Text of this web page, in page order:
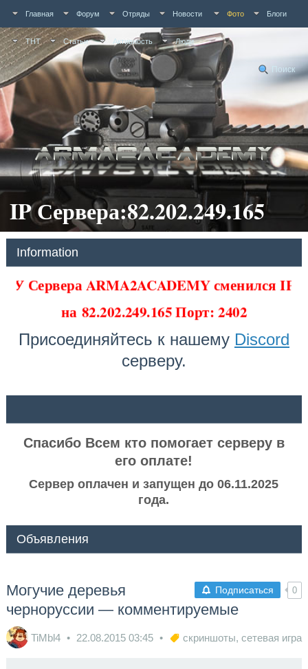
Главная Форум Отряды Новости Фото Блоги
ТНТ Статьи Активность Люди
Поиск
IP Сервера:82.202.249.165
Information
У Сервера ARMA2ACADEMY сменился IP
на82.202.249.165 Порт: 2402
Присоединяйтесь к нашему Discord
серверу.
Спасибо Всем кто помогает серверу в
его оплате!
Сервер оплачен и запущен до 06.11.2025
года.
Объявления
Подписаться 0
Могучие деревья
черноруссии — комментируемые
TiMbl4 22.08.2015 03:45 скриншоты, сетевая игра